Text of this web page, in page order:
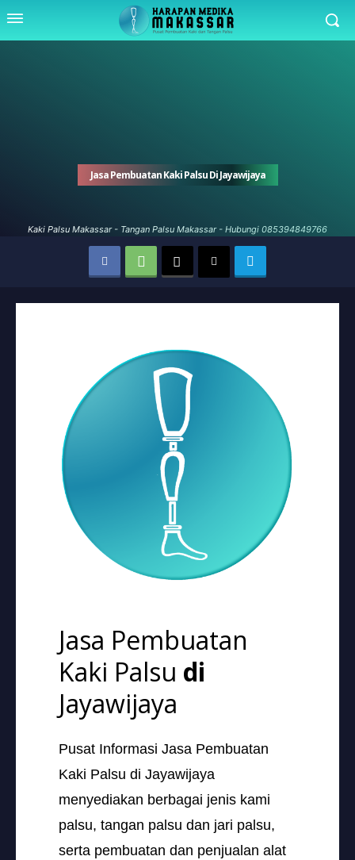
Jasa Pembuatan Kaki Palsu Di Jayawijaya
Kaki Palsu Makassar - Tangan Palsu Makassar - Hubungi 085394849766
Jasa Pembuatan
Kaki Palsu di
Jayawijaya
Pusat Informasi Jasa Pembuatan
Kaki Palsu di Jayawijaya
menyediakan berbagai jenis kami
palsu, tangan palsu dan jari palsu,
serta pembuatan dan penjualan alat